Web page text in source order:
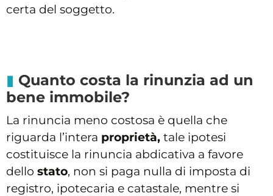
certa del soggetto.
Quanto costa la rinunzia ad un
bene immobile?
La rinuncia meno costosa è quella che
riguarda l’intera proprietà, tale ipotesi
costituisce la rinuncia abdicativa a favore
dello stato, non si paga nulla di imposta di
registro, ipotecaria e catastale, mentre si